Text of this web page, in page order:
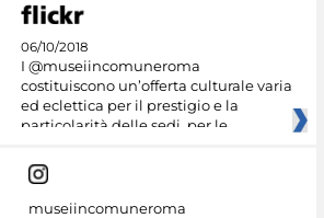
06/10/2018
I @museiincomuneroma
costituiscono un’offerta culturale varia
ed eclettica per il prestigio e la
particolarità delle sedi, per le
museiincomuneroma